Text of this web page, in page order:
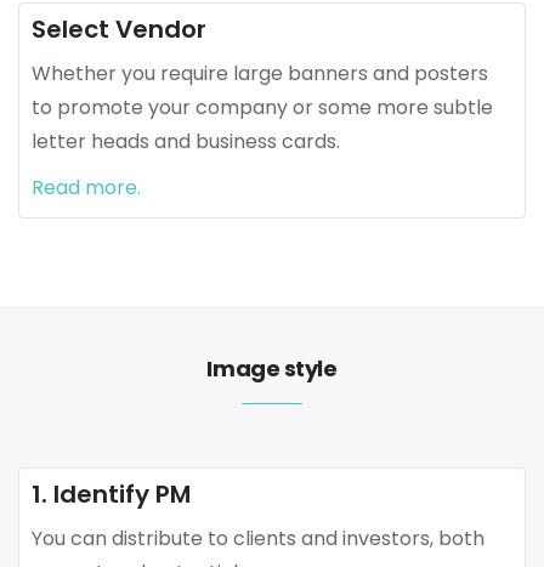
Select Vendor
Whether you require large banners and posters
to promote your company or some more subtle
letter heads and business cards.
Read more.
Image style
1. Identify PM
You can distribute to clients and investors, both